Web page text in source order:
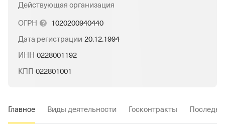
Действующая организация
ОГРН
1020200940440
Дата регистрации 20.12.1994
ИНН 0228001192
КПП 022801001
Главное Виды деятельности Госконтракты